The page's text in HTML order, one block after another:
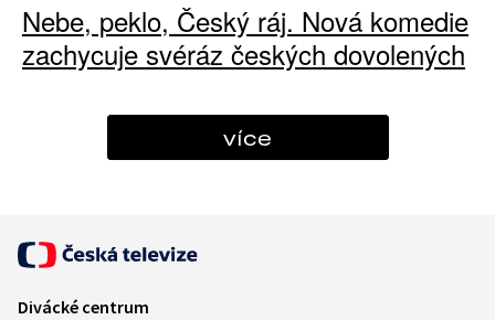
Nebe, peklo, Český ráj. Nová komedie
zachycuje svéráz českých dovolených
více